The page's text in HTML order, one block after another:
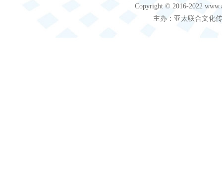
Copyright © 2016-2022
主办：亚太联合文化